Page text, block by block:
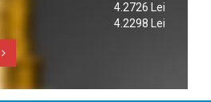
4.2726 Lei
4.2298 Lei